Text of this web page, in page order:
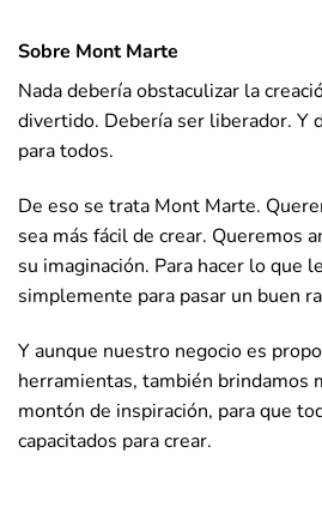
Sobre Mont Marte
Nada debería obstaculizar la
divertido. Debería ser liberador. Y
para todos.
De eso se trata Mont Marte.
sea más fácil de crear. Queremos
su imaginación. Para hacer lo que
simplemente para pasar un buen
Y aunque nuestro negocio es
herramientas, también brindamos
montón de inspiración, para que
capacitados para crear.